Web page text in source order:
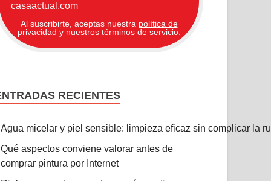
casaactual.com
Al suscribirte, aceptas nuestra política de
privacidad y nuestros términos de servicio.
RECIENTES
Agua micelar y piel sensible: limpieza eficaz sin complicar la
Qué aspectos conviene valorar antes de
comprar pintura por Internet